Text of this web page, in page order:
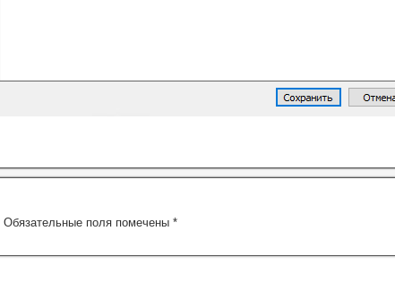
Обязательные поля помечены *